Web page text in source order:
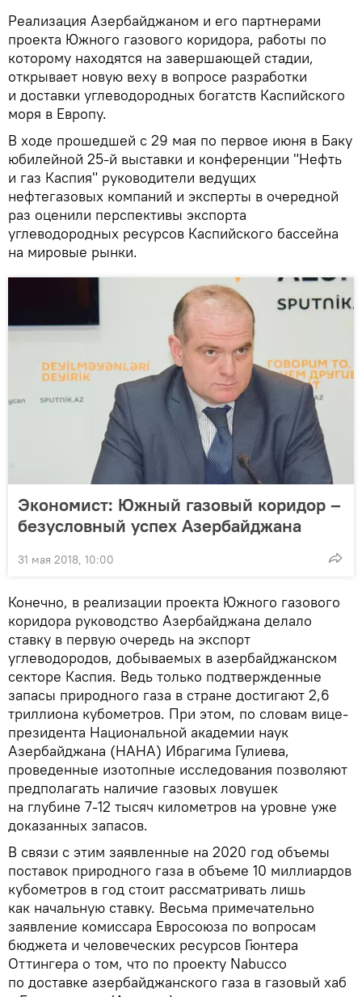
Реализация Азербайджаном и его партнерами
проекта Южного газового коридора, работы по
которому находятся на завершающей стадии,
открывает новую веху в вопросе разработки
и доставки углеводородных богатств Каспийского
моря в Европу.
В ходе прошедшей с 29 мая по первое июня в Баку
юбилейной 25-й выставки и конференции "Нефть
и газ Каспия" руководители ведущих
нефтегазовых компаний и эксперты в очередной
раз оценили перспективы экспорта
углеводородных ресурсов Каспийского бассейна
на мировые рынки.
Экономист: Южный газовый коридор –
безусловный успех Азербайджана
31 мая 2018, 10:00
Конечно, в реализации проекта Южного газового
коридора руководство Азербайджана делало
ставку в первую очередь на экспорт
углеводородов, добываемых в азербайджанском
секторе Каспия. Ведь только подтвержденные
запасы природного газа в стране достигают 2,6
триллиона кубометров. При этом, по словам вице-
президента Национальной академии наук
Азербайджана (НАНА) Ибрагима Гулиева,
проведенные изотопные исследования позволяют
предполагать наличие газовых ловушек
на глубине 7-12 тысяч километров на уровне уже
доказанных запасов.
В связи с этим заявленные на 2020 год объемы
поставок природного газа в объеме 10 миллиардов
кубометров в год стоит рассматривать лишь
как начальную ставку. Весьма примечательно
заявление комиссара Евросоюза по вопросам
бюджета и человеческих ресурсов Гюнтера
Оттингера о том, что по проекту Nabucco
по доставке азербайджанского газа в газовый хаб